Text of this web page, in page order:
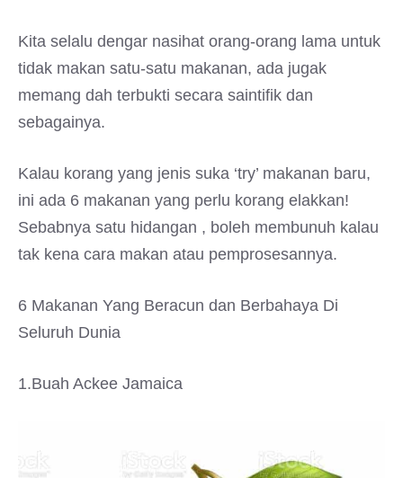
Kita selalu dengar nasihat orang-orang lama untuk
tidak makan satu-satu makanan, ada jugak
memang dah terbukti secara saintifik dan
sebagainya.
Kalau korang yang jenis suka ‘try’ makanan baru,
ini ada 6 makanan yang perlu korang elakkan!
Sebabnya satu hidangan , boleh membunuh kalau
tak kena cara makan atau pemprosesannya.
6 Makanan Yang Beracun dan Berbahaya Di
Seluruh Dunia
1.Buah Ackee Jamaica